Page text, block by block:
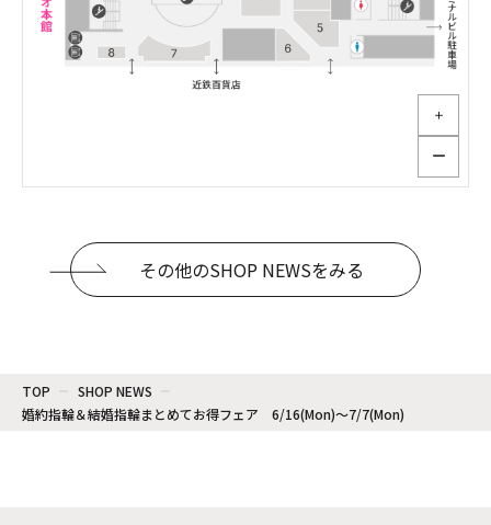
＋
ー
その他のSHOP NEWSをみる
TOP
SHOP NEWS
婚約指輪＆結婚指輪まとめてお得フェア 6/16(Mon)〜7/7(Mon)